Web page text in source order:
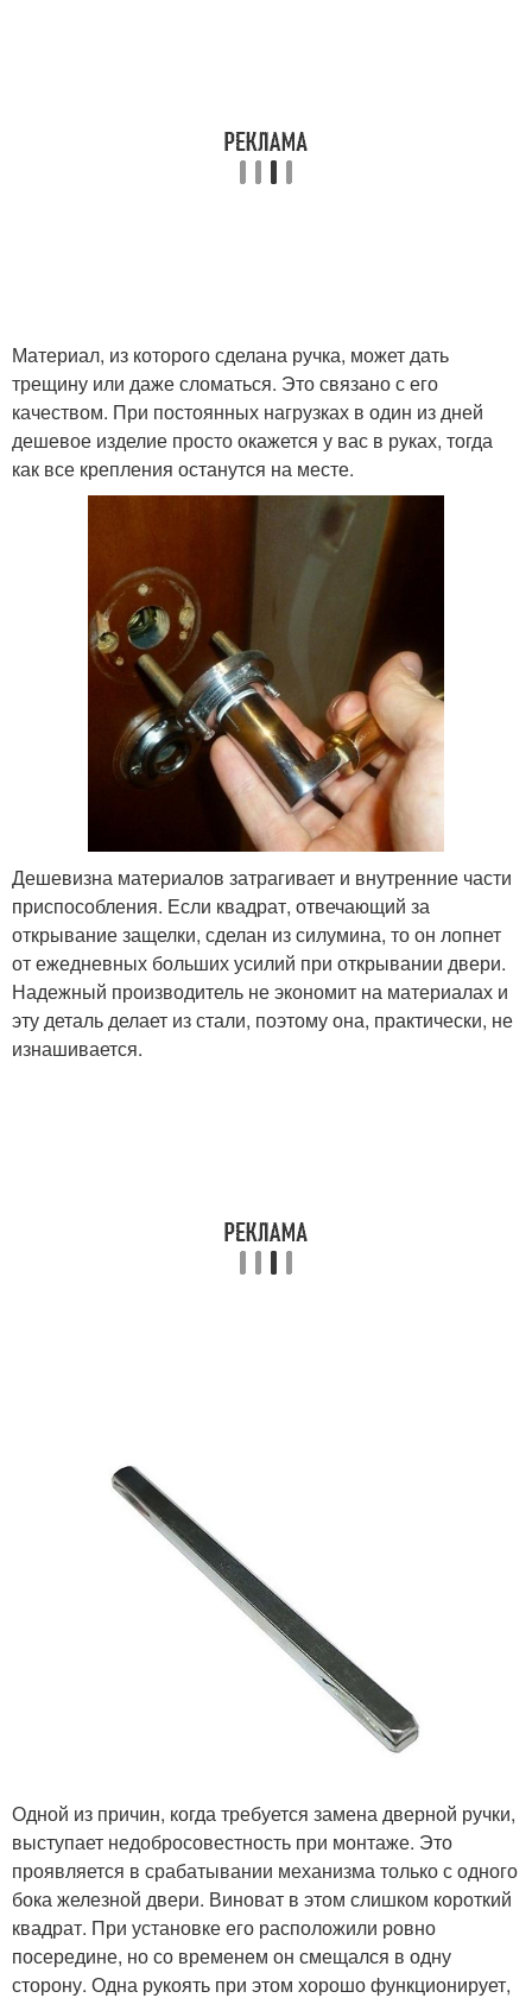
Материал, из которого сделана ручка, может дать
трещину или даже сломаться. Это связано с его
качеством. При постоянных нагрузках в один из дней
дешевое изделие просто окажется у вас в руках, тогда
как все крепления останутся на месте.
Дешевизна материалов затрагивает и внутренние части
приспособления. Если квадрат, отвечающий за
открывание защелки, сделан из силумина, то он лопнет
от ежедневных больших усилий при открывании двери.
Надежный производитель не экономит на материалах и
эту деталь делает из стали, поэтому она, практически, не
изнашивается.
Одной из причин, когда требуется замена дверной ручки,
выступает недобросовестность при монтаже. Это
проявляется в срабатывании механизма только с одного
бока железной двери. Виноват в этом слишком короткий
квадрат. При установке его расположили ровно
посередине, но со временем он смещался в одну
сторону. Одна рукоять при этом хорошо функционирует,